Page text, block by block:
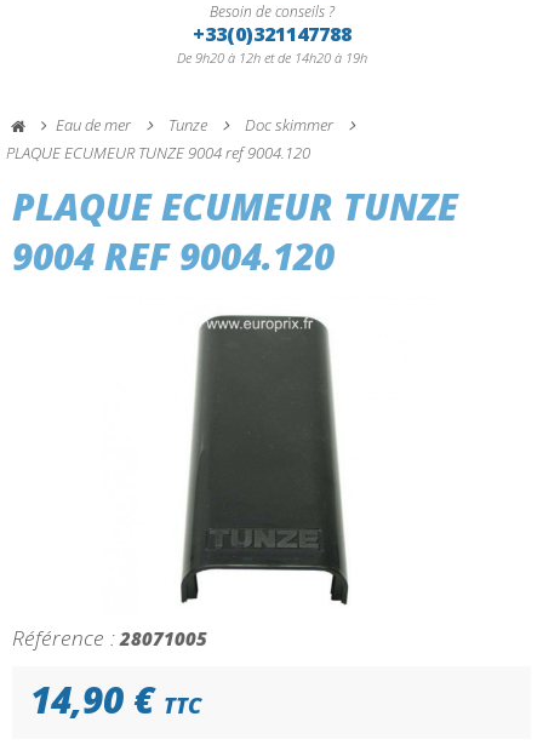
Besoin de conseils ?
+33(0)321147788
De 9h20 à 12h et de 14h20 à 19h
Eau de mer Tunze
Doc skimmer
PLAQUE ECUMEUR TUNZE 9004 ref 9004.120
PLAQUE ECUMEUR TUNZE
9004 REF 9004.120
Référence : 28071005
14,90 € TTC